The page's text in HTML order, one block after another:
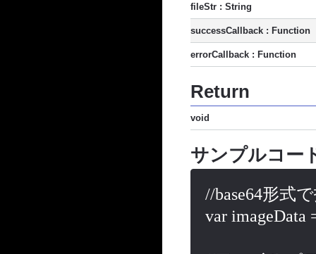
fileStr : String
successCallback : Function
errorCallback : Function
Return
void
サンプルコー
//base64形式
var imageData